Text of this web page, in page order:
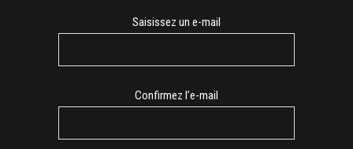
Saisissez un e-mail
Confirmez l’e-mail